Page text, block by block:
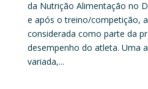
da Nutrição Alimentação no
e após o treino/competição,
considerada como parte da
desempenho do atleta. Uma
variada,...